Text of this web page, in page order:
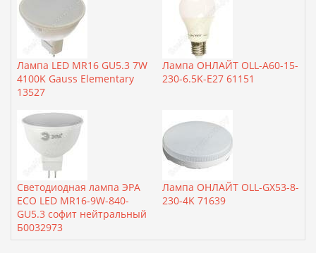
Лампа LED MR16 GU5.3 7W
4100K Gauss Elementary
13527
Лампа ОНЛАЙТ OLL-A60-15-
230-6.5K-E27 61151
Светодиодная лампа ЭРА
ECO LED MR16-9W-840-
GU5.3 софит нейтральный
Б0032973
Лампа ОНЛАЙТ OLL-GX53-8-
230-4K 71639